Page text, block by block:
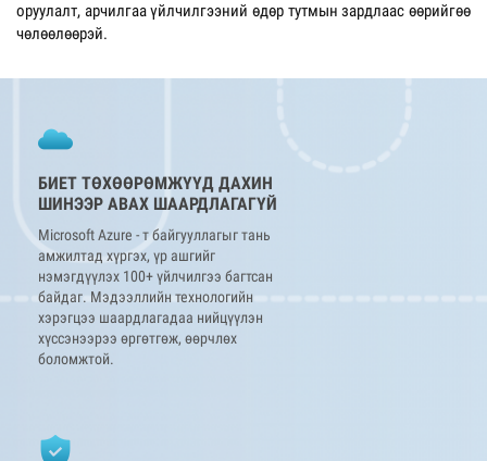
оруулалт, арчилгаа үйлчилгээний өдөр тутмын зардлаас өөрийгөө
чөлөөлөөрэй.
БИЕТ ТӨХӨӨРӨМЖҮҮД ДАХИН
ШИНЭЭР АВАХ ШААРДЛАГАГҮЙ
Microsoft Azure - т байгууллагыг тань
амжилтад хүргэх, үр ашгийг
нэмэгдүүлэх 100+ үйлчилгээ багтсан
байдаг. Мэдээллийн технологийн
хэрэгцээ шаардлагадаа нийцүүлэн
хүссэнээрээ өргөтгөж, өөрчлөх
боломжтой.